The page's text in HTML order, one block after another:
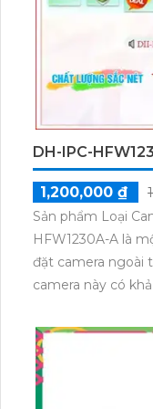
xưởng hay bất kỳ
DH-IPC-
1,200,000 ₫
Sản phẩm Loại
HFW1230A-A là
đặt camera ngoài
camera này có
Với công nghệ
cung cấp hình
ứng dụng công
nối và cấp nguồn